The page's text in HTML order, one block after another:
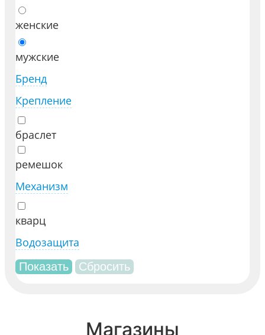
женские
мужские
Бренд
Крепление
браслет
ремешок
Механизм
кварц
Водозащита
Магазины